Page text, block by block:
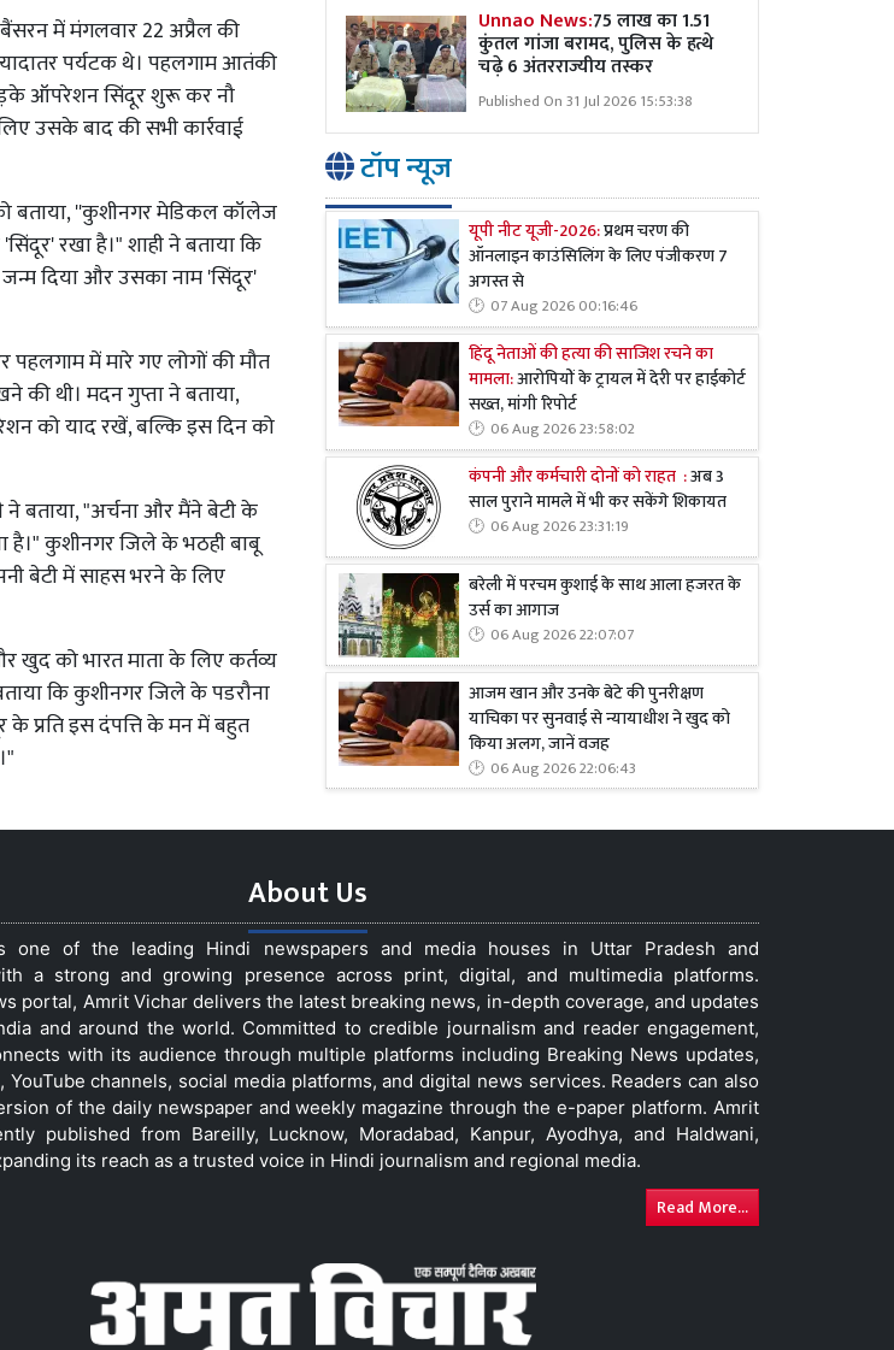
में मंगलवार 22 अप्रैल की
पर्यटक थे। पहलगाम आतंकी
ऑपरेशन सिंदूर शुरू कर नौ
उसके बाद की सभी कार्रवाई
बताया, ''कुशीनगर मेडिकल कॉलेज
रखा है।" शाही ने बताया कि
दिया और उसका नाम 'सिंदूर'
पहलगाम में मारे गए लोगों की मौत
की थी। मदन गुप्ता ने बताया,
को याद रखें, बल्कि इस दिन को
ने बताया, "अर्चना और मैंने बेटी के
है।" कुशीनगर जिले के भठही बाबू
बेटी में साहस भरने के लिए
खुद को भारत माता के लिए कर्तव्य
कि कुशीनगर जिले के पडरौना
के प्रति इस दंपत्ति के मन में बहुत
Unnao News:75 लाख का 1.51
कुंतल गांजा बरामद, पुलिस के हत्थे
चढ़े 6 अंतरराज्यीय तस्कर
Published On 31 Jul 2026 15:53:38
टॉप न्यूज
यूपी नीट यूजी-2026:प्रथम चरण की
ऑनलाइन काउंसिलिंग के लिए पंजीकरण 7
अगस्त से
07 Aug 2026 00:16:46
हिंदू नेताओं की हत्या की साजिश रचने का
मामला:आरोपियों के ट्रायल में देरी पर हाईकोर्ट
सख्त, मांगी रिपोर्ट
06 Aug 2026 23:58:02
कंपनी और कर्मचारी दोनों को राहत :अब 3
साल पुराने मामले में भी कर सकेंगे शिकायत
06 Aug 2026 23:31:19
बरेली में परचम कुशाई के साथ आला हजरत के
उर्स का आगाज
06 Aug 2026 22:07:07
आजम खान और उनके बेटे की पुनरीक्षण
याचिका पर सुनवाई से न्यायाधीश ने खुद को
किया अलग, जानें वजह
06 Aug 2026 22:06:43
About Us
one of the leading Hindi newspapers and media houses in Uttar Pradesh and
a strong and growing presence across print, digital, and multimedia platforms.
portal, Amrit Vichar delivers the latest breaking news, in-depth coverage, and updates
and around the world. Committed to credible journalism and reader engagement,
with its audience through multiple platforms including Breaking News updates,
YouTube channels, social media platforms, and digital news services. Readers can also
of the daily newspaper and weekly magazine through the e-paper platform. Amrit
published from Bareilly, Lucknow, Moradabad, Kanpur, Ayodhya, and Haldwani,
its reach as a trusted voice in Hindi journalism and regional media.
Read More...